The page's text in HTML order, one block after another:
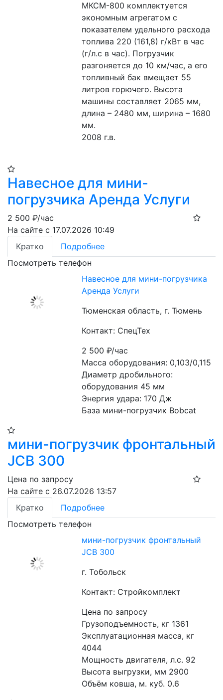
МКСМ-800 комплектуется
экономным агрегатом с
показателем удельного расхода
топлива 220 (161,8) г/кВт в час
(г/л.с в час). Погрузчик
разгоняется до 10 км/час, а его
топливный бак вмещает 55
литров горючего. Высота
машины составляет 2065 мм,
длина – 2480 мм, ширина – 1680
мм.
2008 г.в.
Навесное для мини-
погрузчика Аренда Услуги
2 500 ₽/час
На сайте с 17.07.2026 10:49
Кратко
Подробнее
Посмотреть телефон
Навесное для мини-погрузчика
Аренда Услуги
Тюменская область, г. Тюмень
Контакт: СпецТех
2 500₽/час
Масса оборудования: 0,103/0,115
Диаметр дробильного:
оборудования 45 мм
Энергия удара: 170 Дж
База мини-погрузчик Bobcat
мини-погрузчик фронтальный
JCB 300
Цена по запросу
На сайте с 26.07.2026 13:57
Кратко
Подробнее
Посмотреть телефон
мини-погрузчик фронтальный
JCB 300
г. Тобольск
Контакт: Стройкомплект
Цена по запросу
Грузоподъемность, кг 1361
Эксплуатационная масса, кг
4044
Мощность двигателя, л.с. 92
Высота выгрузки, мм 2900
Объём ковша, м. куб. 0.6